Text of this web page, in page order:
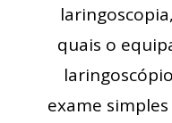
quais o
exame